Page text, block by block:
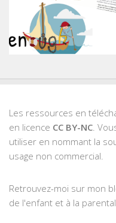
Les ressources en
en licence CC BY-NC.
utiliser en nommant la
usage non commercial.
Retrouvez-moi sur mon
de l'enfant et à la